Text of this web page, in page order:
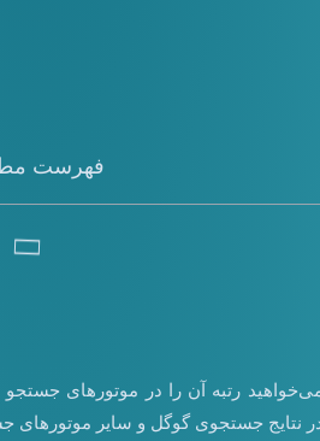
فهرست
رتبه آن را در موتورهای
جستجوی گوگل و سایر موتورهای